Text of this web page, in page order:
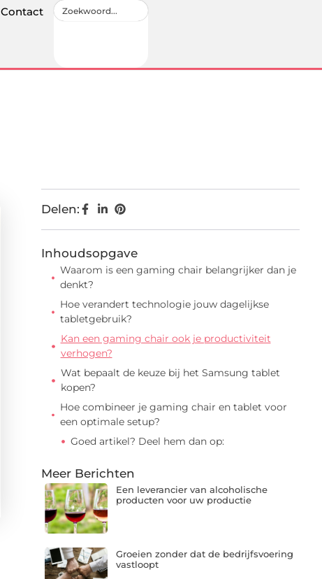
Contact
Delen:
Inhoudsopgave
Waarom is een gaming chair belangrijker dan je
denkt?
Hoe verandert technologie jouw dagelijkse
tabletgebruik?
Kan een gaming chair ook je productiviteit
verhogen?
Wat bepaalt de keuze bij het Samsung tablet
kopen?
Hoe combineer je gaming chair en tablet voor
een optimale setup?
Goed artikel? Deel hem dan op:
Meer Berichten
Een leverancier van alcoholische
producten voor uw productie
Groeien zonder dat de bedrijfsvoering
vastloopt